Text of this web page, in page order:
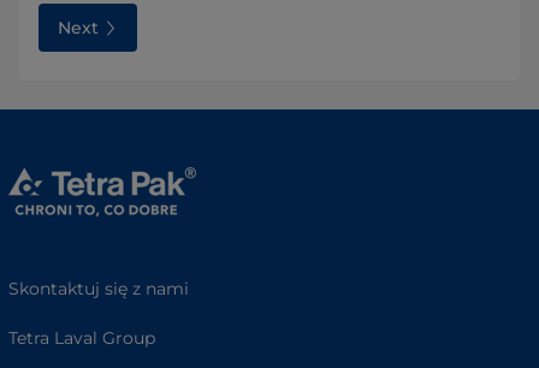
Next
Skontaktuj się z nami
Tetra Laval Group